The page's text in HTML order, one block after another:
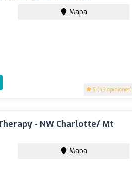
5 (49 opiniones)
Mapa
- NW Charlotte/ Mt
Mapa